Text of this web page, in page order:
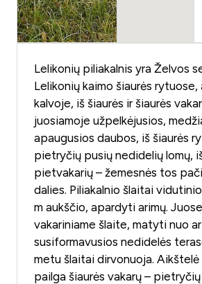
Lelikonių piliakalnis yra Želvos
Lelikonių kaimo šiaurės
kalvoje, iš šiaurės ir šiaurės
juosiamoje užpelkėjusios,
apaugusios daubos, iš šiaurės
pietryčių pusių nedidelių lomų,
pietvakarių – žemesnės tos
dalies. Piliakalnio šlaitai
m aukščio, apardyti arimų.
vakariniame šlaite, matyti nuo
susiformavusios nedidelės
metu šlaitai dirvonuoja. Aikštelė
pailga šiaurės vakarų –